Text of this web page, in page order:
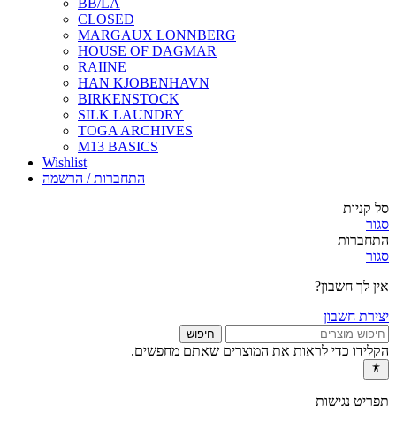
BB/LA
CLOSED
MARGAUX LONNBERG
HOUSE OF DAGMAR
RAIINE
HAN KJOBENHAVN
BIRKENSTOCK
SILK LAUNDRY
TOGA ARCHIVES
M13 BASICS
Wishlist
התחברות / הרשמה
סל קניות
סגור
התחברות
סגור
אין לך חשבון?
יצירת חשבון
חיפוש
הקלידו כדי לראות את המוצרים שאתם מחפשים.
תפריט נגישות